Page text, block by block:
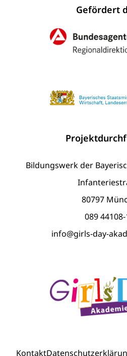
Gefördert
Bildungswerk der
80797
089
info@girls-day-
Kontakt